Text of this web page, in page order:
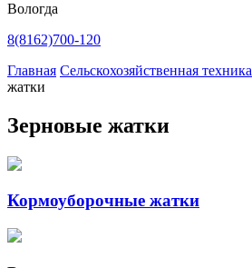
Вологда
8(8162)700-120
Главная Сельскохозяйственная техника
жатки
Зерновые жатки
Кормоуборочные жатки